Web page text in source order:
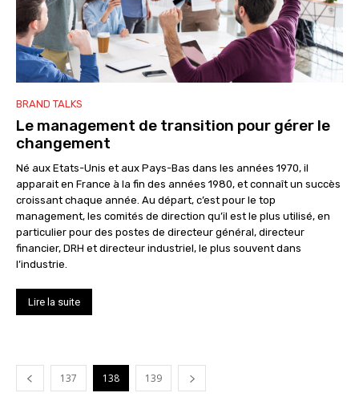
BRAND TALKS
Le management de transition pour gérer le
changement
Né aux Etats-Unis et aux Pays-Bas dans les années 1970, il
apparait en France à la fin des années 1980, et connaît un succès
croissant chaque année. Au départ, c’est pour le top
management, les comités de direction qu’il est le plus utilisé, en
particulier pour des postes de directeur général, directeur
financier, DRH et directeur industriel, le plus souvent dans
l’industrie.
Lire la suite
137 138 139